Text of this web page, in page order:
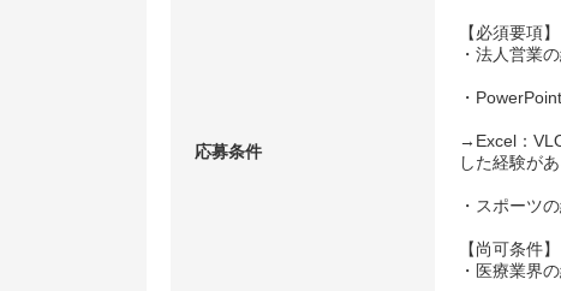
応募条件
【必須要項】
・法人営業
・
→Excel：
した経験が
・スポーツ
【尚可条件】
・医療業界